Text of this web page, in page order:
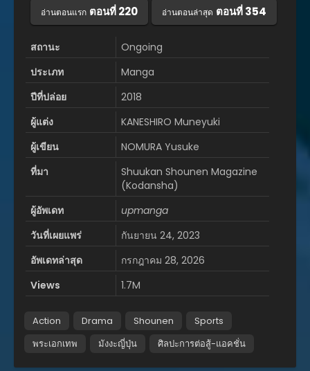
อ่านตอนแรก ตอนที่ 220 อ่านตอนล่าสุด ตอนที่ 354
สถานะ
Ongoing
ประเภท
Manga
ปีที่ปล่อย
2018
ผู้แต่ง
KANESHIRO Muneyuki
ผู้เขียน
NOMURA Yusuke
ที่มา
Shuukan Shounen Magazine
(Kodansha)
ผู้อัพเดท
upmanga
วันที่เผยแพร่
กันยายน 24, 2023
อัพเดทล่าสุด
กรกฎาคม 28, 2026
Views
1.7M
Action Drama Shounen
Sports
พระเอกเทพ
มังงะญี่ปุ่น ศิลปะการต่อสู้-แอคชั่น